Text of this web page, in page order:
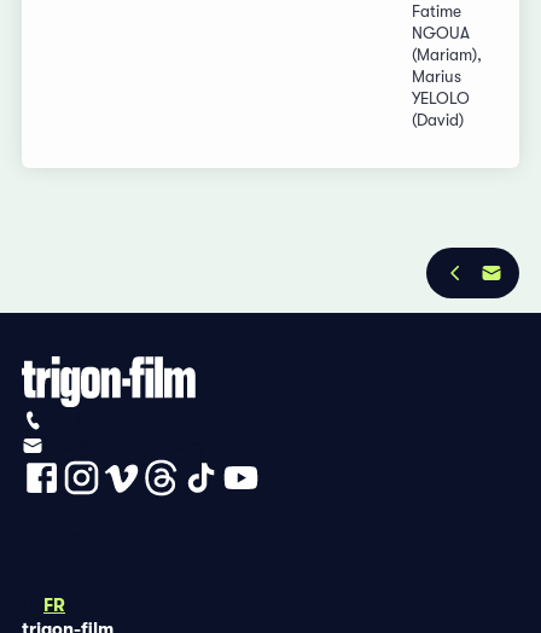
Fatime
NGOUA
(Mariam),
Marius
YELOLO
(David)
FR